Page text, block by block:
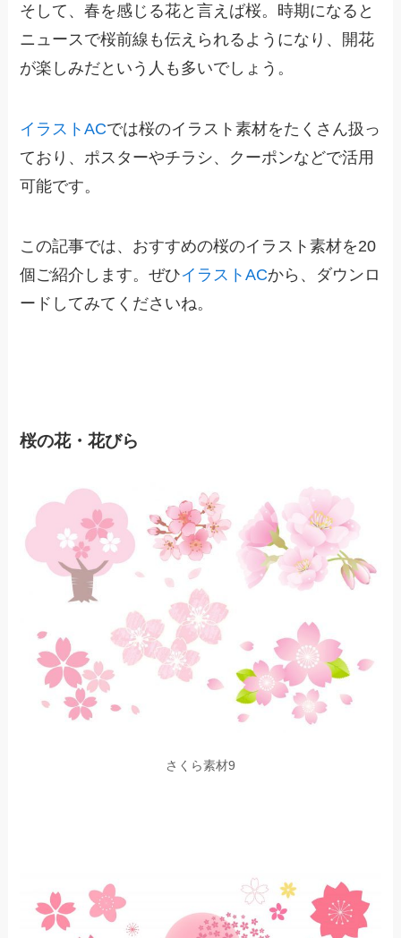
そして、春を感じる花と言えば桜。時期になると
ニュースで桜前線も伝えられるようになり、開花
が楽しみだという人も多いでしょう。
イラストACでは桜のイラスト素材をたくさん扱っ
ており、ポスターやチラシ、クーポンなどで活用
可能です。
この記事では、おすすめの桜のイラスト素材を20
個ご紹介します。ぜひイラストACから、ダウンロ
ードしてみてくださいね。
桜の花・花びら
さくら素材9